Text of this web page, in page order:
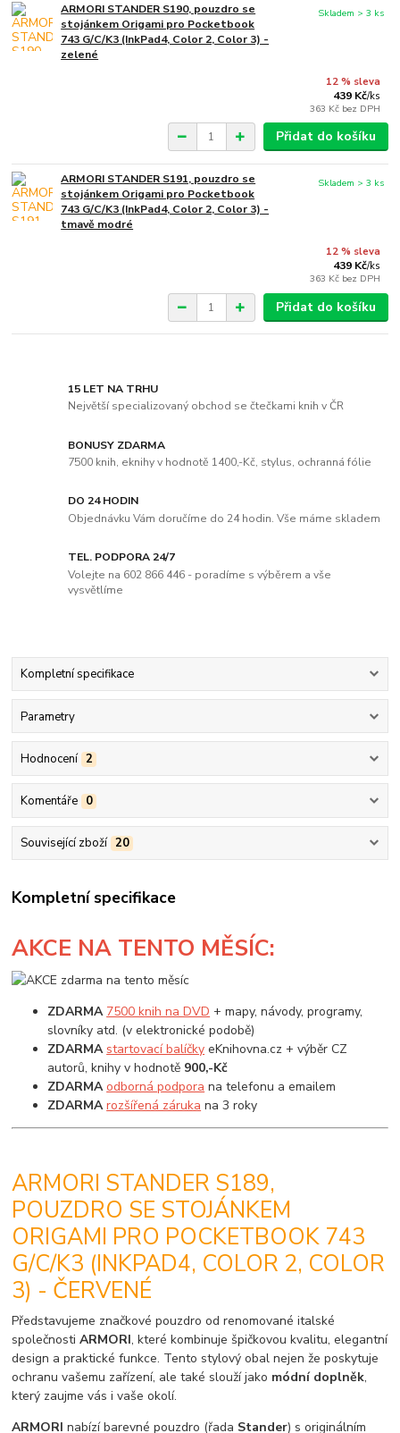
ARMORI STANDER S190, pouzdro se
stojánkem Origami pro Pocketbook
743 G/C/K3 (InkPad4, Color 2, Color 3) -
zelené
12 % sleva
439 Kč/ks
363 Kč bez DPH
Skladem > 3 ks
Přidat do košíku
ARMORI STANDER S191, pouzdro se
stojánkem Origami pro Pocketbook
743 G/C/K3 (InkPad4, Color 2, Color 3) -
tmavě modré
12 % sleva
439 Kč/ks
363 Kč bez DPH
Skladem > 3 ks
Přidat do košíku
15 LET NA TRHU
Největší specializovaný obchod se čtečkami knih v ČR
BONUSY ZDARMA
7500 knih, eknihy v hodnotě 1400,-Kč, stylus, ochranná fólie
DO 24 HODIN
Objednávku Vám doručíme do 24 hodin. Vše máme skladem
TEL. PODPORA 24/7
Volejte na 602 866 446 - poradíme s výběrem a vše
vysvětlíme
Kompletní specifikace
Parametry
Hodnocení 2
Komentáře 0
Související zboží 20
Kompletní specifikace
AKCE NA TENTO MĚSÍC:
ZDARMA 7500 knih na DVD + mapy, návody, programy,
slovníky atd. (v elektronické podobě)
ZDARMA startovací balíčky eKnihovna.cz + výběr CZ
autorů, knihy v hodnotě 900,-Kč
ZDARMA odborná podpora na telefonu a emailem
ZDARMA rozšířená záruka na 3 roky
ARMORI STANDER S189,
POUZDRO SE STOJÁNKEM
ORIGAMI PRO POCKETBOOK 743
G/C/K3 (INKPAD4, COLOR 2, COLOR
3) - ČERVENÉ
Představujeme značkové pouzdro od renomované italské
společnostiARMORI, které kombinuje špičkovou kvalitu, elegantní
design a praktické funkce. Tento stylový obal nejen že poskytuje
ochranu vašemu zařízení, ale také slouží jako módní doplněk,
který zaujme vás i vaše okolí.
ARMORInabízí barevné pouzdro (řada Stander) s originálním